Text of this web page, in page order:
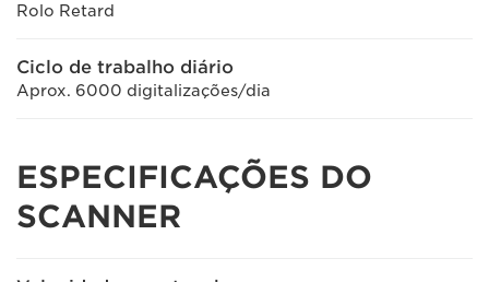
Rolo Retard
Ciclo de trabalho diário
Aprox. 6000 digitalizações/dia
ESPECIFICAÇÕES DO
SCANNER